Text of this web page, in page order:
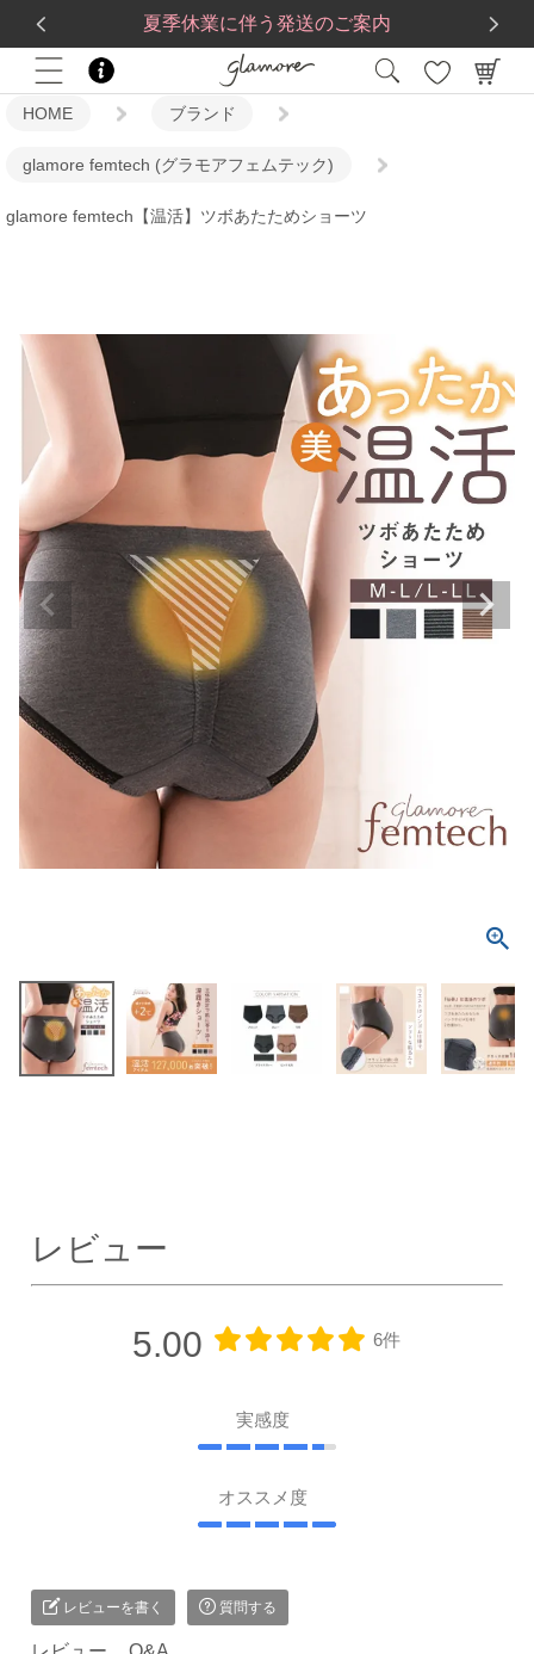
夏季休業に伴う発送のご案内
送料一律560円5,500 円(税込)以上で送料無料
HOME ブランド
glamore femtech (グラモアフェムテック)
glamore femtech【温活】ツボあたためショーツ
レビュー
5.00 6件
実感度
オススメ度
レビューを書く 質問する